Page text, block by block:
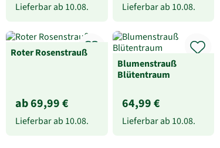
Lieferbar ab 10.08. Lieferbar ab 10.08.
Roter Rosenstrauß
ab 69,99 €
Lieferbar ab 10.08.
Blumenstrauß
Blütentraum
64,99 €
Lieferbar ab 10.08.